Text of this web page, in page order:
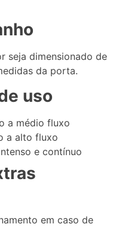
seja dimensionado de
da porta.
uso
a médio fluxo
a alto fluxo
e contínuo
em caso de